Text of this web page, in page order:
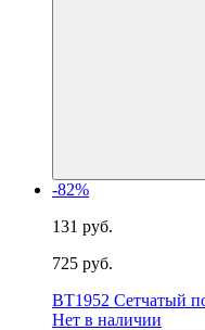
-82%
131 руб.
725 руб.
BT1952 Сетчатый
Нет в наличии